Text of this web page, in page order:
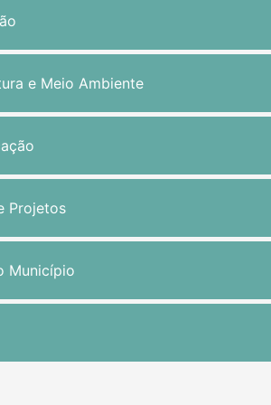
e Meio Ambiente
Projetos
Município